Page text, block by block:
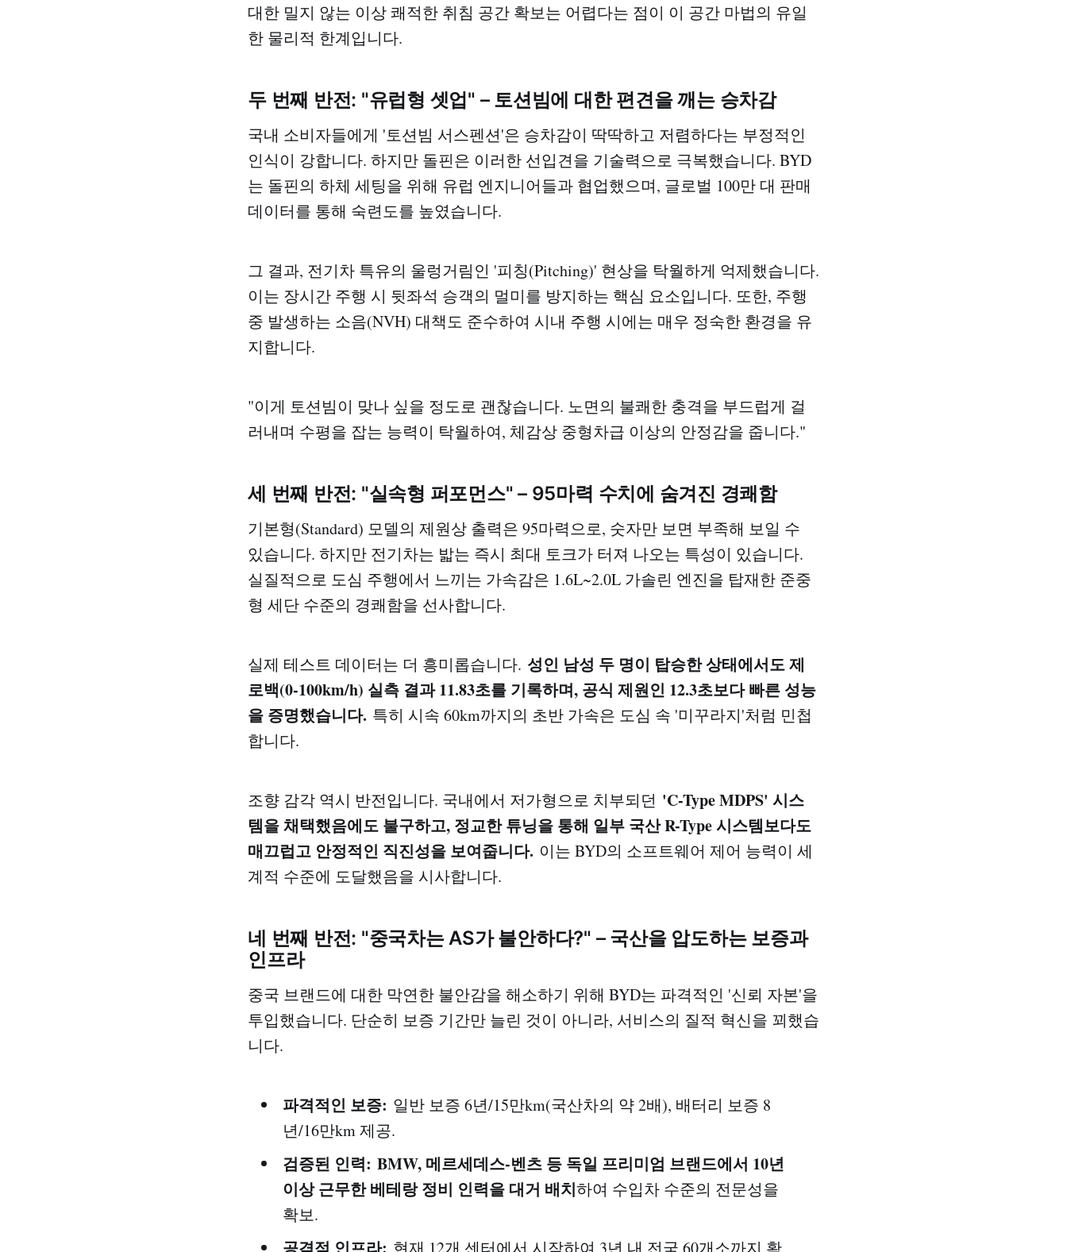
대한 밀지 않는 이상 쾌적한 취침 공간 확보는 어렵다는 점이 이 공간 마법의 유일
한 물리적 한계입니다.
두 번째 반전: "유럽형 셋업" – 토션빔에 대한 편견을 깨는 승차감
국내 소비자들에게 '토션빔 서스펜션'은 승차감이 딱딱하고 저렴하다는 부정적인
인식이 강합니다. 하지만 돌핀은 이러한 선입견을 기술력으로 극복했습니다. BYD
는 돌핀의 하체 세팅을 위해 유럽 엔지니어들과 협업했으며, 글로벌 100만 대 판매
데이터를 통해 숙련도를 높였습니다.
그 결과, 전기차 특유의 울렁거림인 '피칭(Pitching)' 현상을 탁월하게 억제했습니다.
이는 장시간 주행 시 뒷좌석 승객의 멀미를 방지하는 핵심 요소입니다. 또한, 주행
중 발생하는 소음(NVH) 대책도 준수하여 시내 주행 시에는 매우 정숙한 환경을 유
지합니다.
"이게 토션빔이 맞나 싶을 정도로 괜찮습니다. 노면의 불쾌한 충격을 부드럽게 걸
러내며 수평을 잡는 능력이 탁월하여, 체감상 중형차급 이상의 안정감을 줍니다."
세 번째 반전: "실속형 퍼포먼스" – 95마력 수치에 숨겨진 경쾌함
기본형(Standard) 모델의 제원상 출력은 95마력으로, 숫자만 보면 부족해 보일 수
있습니다. 하지만 전기차는 밟는 즉시 최대 토크가 터져 나오는 특성이 있습니다.
실질적으로 도심 주행에서 느끼는 가속감은 1.6L~2.0L 가솔린 엔진을 탑재한 준중
형 세단 수준의 경쾌함을 선사합니다.
실제 테스트 데이터는 더 흥미롭습니다. 성인 남성 두 명이 탑승한 상태에서도 제
로백(0-100km/h) 실측 결과 11.83초를 기록하며, 공식 제원인 12.3초보다 빠른 성능
을 증명했습니다. 특히 시속 60km까지의 초반 가속은 도심 속 '미꾸라지'처럼 민첩
합니다.
조향 감각 역시 반전입니다. 국내에서 저가형으로 치부되던 'C-Type MDPS' 시스
템을 채택했음에도 불구하고, 정교한 튜닝을 통해 일부 국산 R-Type 시스템보다도
매끄럽고 안정적인 직진성을 보여줍니다. 이는 BYD의 소프트웨어 제어 능력이 세
계적 수준에 도달했음을 시사합니다.
네 번째 반전: "중국차는 AS가 불안하다?" – 국산을 압도하는 보증과
인프라
중국 브랜드에 대한 막연한 불안감을 해소하기 위해 BYD는 파격적인 '신뢰 자본'을
투입했습니다. 단순히 보증 기간만 늘린 것이 아니라, 서비스의 질적 혁신을 꾀했습
니다.
파격적인 보증: 일반 보증 6년/15만km(국산차의 약 2배), 배터리 보증 8
년/16만km 제공.
검증된 인력: BMW, 메르세데스-벤츠 등 독일 프리미엄 브랜드에서 10년
이상 근무한 베테랑 정비 인력을 대거 배치하여 수입차 수준의 전문성을
확보.